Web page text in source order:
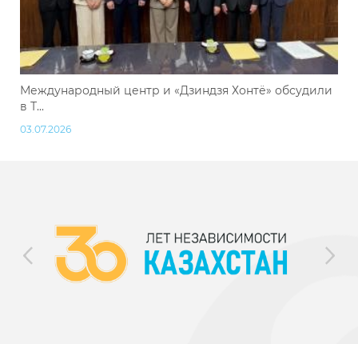
Международный центр и «Дзиндзя Хонтё» обсудили
в Т...
03.07.2026